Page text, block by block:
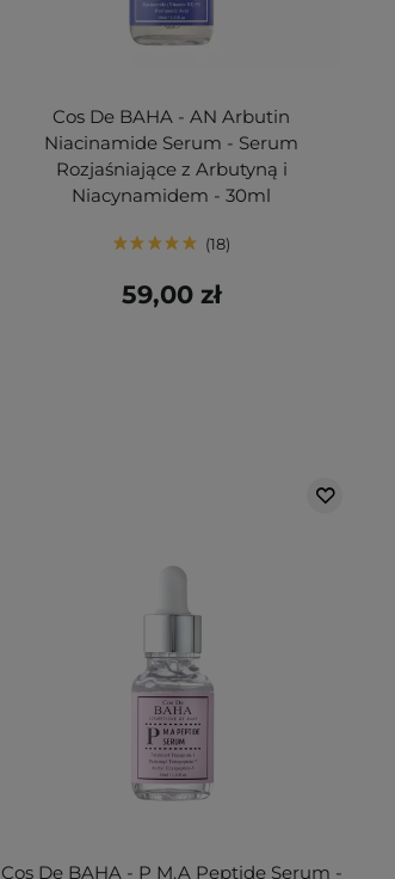
Cos De BAHA - AN Arbutin
Niacinamide Serum - Serum
Rozjaśniające z Arbutyną i
Niacynamidem - 30ml
18
59,00 zł
Cos De BAHA - P M.A Peptide Serum -